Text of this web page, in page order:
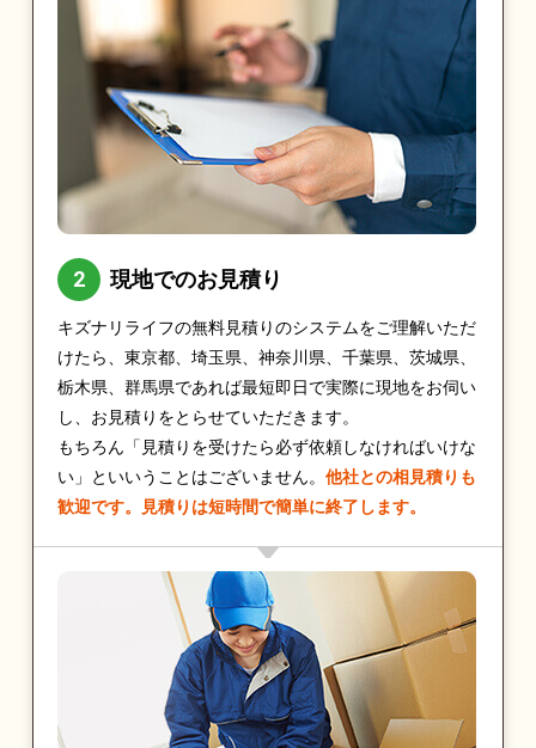
現地でのお見積り
キズナリライフの無料見積りのシステムをご理解いただ
けたら、東京都、埼玉県、神奈川県、千葉県、茨城県、
栃木県、群馬県であれば最短即日で実際に現地をお伺い
し、お見積りをとらせていただきます。
もちろん「見積りを受けたら必ず依頼しなければいけな
い」といいうことはございません。 他社との相見積りも
歓迎です。見積りは短時間で簡単に終了します。